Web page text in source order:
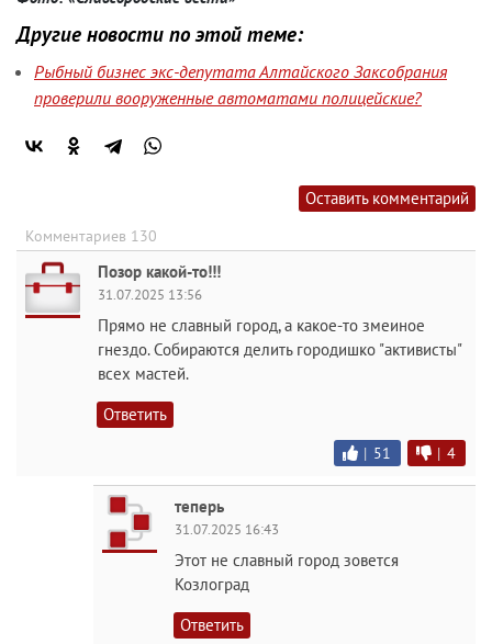
Другие новости по этой теме:
Рыбный бизнес экс-депутата Алтайского Заксобрания
проверили вооруженные автоматами полицейские?
Оставить комментарий
Комментариев 130
Позор какой-то!!!
31.07.2025 13:56
Прямо не славный город, а какое-то змеиное
гнездо. Собираются делить городишко "активисты"
всех мастей.
Ответить
| 51 | 4
теперь
31.07.2025 16:43
Этот не славный город зовется
Козлоград
Ответить